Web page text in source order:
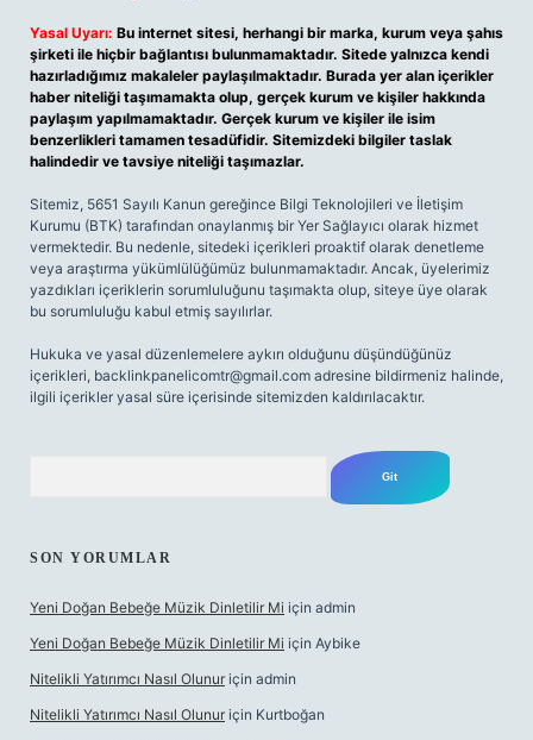
Yasal Uyarı: Bu internet sitesi, herhangi bir marka, kurum veya şahıs
şirketi ile hiçbir bağlantısı bulunmamaktadır. Sitede yalnızca kendi
hazırladığımız makaleler paylaşılmaktadır. Burada yer alan içerikler
haber niteliği taşımamakta olup, gerçek kurum ve kişiler hakkında
paylaşım yapılmamaktadır. Gerçek kurum ve kişiler ile isim
benzerlikleri tamamen tesadüfidir. Sitemizdeki bilgiler taslak
halindedir ve tavsiye niteliği taşımazlar.
Sitemiz, 5651 Sayılı Kanun gereğince Bilgi Teknolojileri ve İletişim
Kurumu (BTK) tarafından onaylanmış bir Yer Sağlayıcı olarak hizmet
vermektedir. Bu nedenle, sitedeki içerikleri proaktif olarak denetleme
veya araştırma yükümlülüğümüz bulunmamaktadır. Ancak, üyelerimiz
yazdıkları içeriklerin sorumluluğunu taşımakta olup, siteye üye olarak
bu sorumluluğu kabul etmiş sayılırlar.
Hukuka ve yasal düzenlemelere aykırı olduğunu düşündüğünüz
içerikleri, backlinkpanelicomtr@gmail.com adresine bildirmeniz halinde,
ilgili içerikler yasal süre içerisinde sitemizden kaldırılacaktır.
SON YORUMLAR
Yeni Doğan Bebeğe Müzik Dinletilir Mi için admin
Yeni Doğan Bebeğe Müzik Dinletilir Mi için Aybike
Nitelikli Yatırımcı Nasıl Olunur için admin
Nitelikli Yatırımcı Nasıl Olunur için Kurtboğan